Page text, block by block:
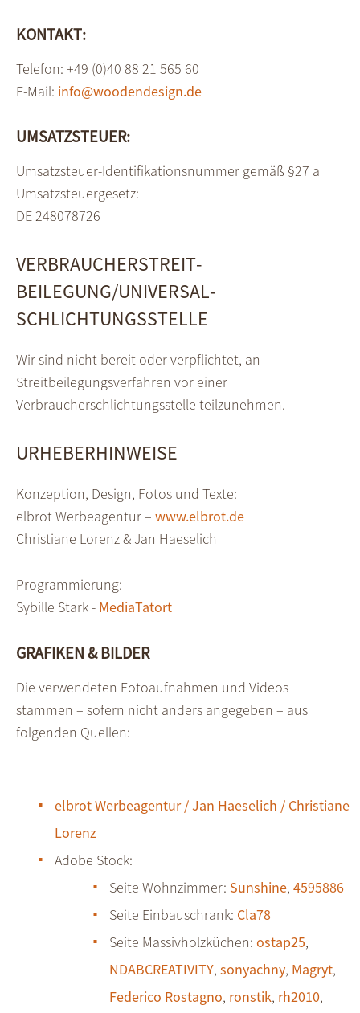
KONTAKT:
Telefon: +49 (0)40 88 21 565 60
E-Mail: info@woodendesign.de
UMSATZSTEUER:
Umsatzsteuer-Identifikationsnummer gemäß §27 a
Umsatzsteuergesetz:
DE 248078726
VERBRAUCHER­STREIT­
BEILEGUNG/UNIVERSAL­
SCHLICHTUNGS­STELLE
Wir sind nicht bereit oder verpflichtet, an
Streitbeilegungsverfahren vor einer
Verbraucherschlichtungsstelle teilzunehmen.
URHEBERHINWEISE
Konzeption, Design, Fotos und Texte:
elbrot Werbeagentur – www.elbrot.de
Christiane Lorenz & Jan Haeselich
Programmierung:
Sybille Stark - MediaTatort
GRAFIKEN & BILDER
Die verwendeten Fotoaufnahmen und Videos
stammen – sofern nicht anders angegeben – aus
folgenden Quellen:
elbrot Werbeagentur / Jan Haeselich / Christiane
Lorenz
Adobe Stock:
Seite Wohnzimmer: Sunshine, 4595886
Seite Einbauschrank: Cla78
Seite Massivholzküchen: ostap25,
NDABCREATIVITY, sonyachny, Magryt,
Federico Rostagno, ronstik, rh2010,